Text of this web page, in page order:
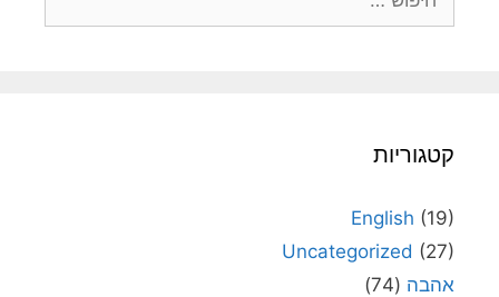
קטגוריות
English (19)
Uncategorized (27)
אהבה (74)